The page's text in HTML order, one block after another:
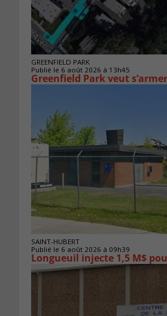
GREENFIELD PARK
Publié le 6 août 2026 à 13h45
Greenfield Park
SAINT-HUBERT
Publié le 6 août 2026 à 09h39
Longueuil injecte 1,5 M$